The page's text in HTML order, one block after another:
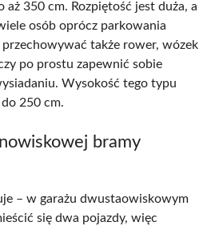
aż 350 cm. Rozpiętość jest duża, a
osób oprócz parkowania
także rower, wózek
po prostu zapewnić sobie
Wysokość tego typu
250 cm.
bramy
– w garażu dwustaowiskowym
się dwa pojazdy, więc